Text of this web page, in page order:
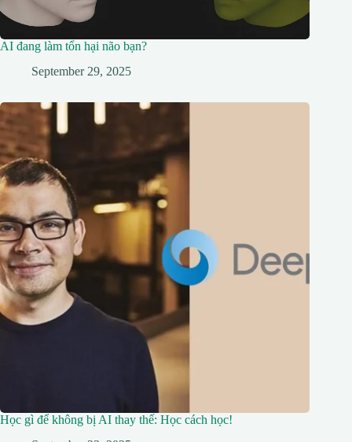
AI đang làm tổn hại não bạn?
September 29, 2025
Học gì để không bị AI thay thế: Học cách học!